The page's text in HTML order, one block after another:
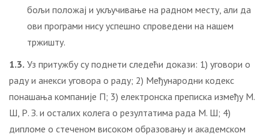
бољи положај и укључивање на радном месту, али да
ови програми нису успешно спроведени на нашем
тржишту.
1.3. Уз притужбу су поднети следећи докази: 1) уговори о
раду и анекси уговора о раду; 2) Међународни кодекс
понашања компаније П; 3) електронска преписка између М.
Ш, Р. З. и осталих колега о резултатима рада М. Ш; 4)
дипломе о стеченом високом образовању и академском